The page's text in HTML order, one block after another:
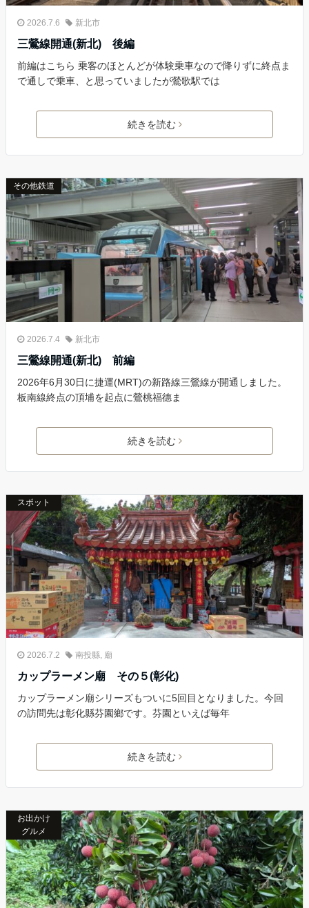
2026.7.6 新北市
三鶯線開通(新北) 後編
前編はこちら 乗客のほとんどが体験乗車なので降りずに終点ま
で通しで乗車、と思っていましたが鶯歌駅では
続きを読む
その他鉄道
2026.7.4 新北市
三鶯線開通(新北) 前編
2026年6月30日に捷運(MRT)の新路線三鶯線が開通しました。
板南線終点の頂埔を起点に鶯桃福德ま
続きを読む
スポット
2026.7.2 南投縣 廟
カップラーメン廟 その５(彰化)
カップラーメン廟シリーズもついに5回目となりました。今回
の訪問先は彰化縣芬園鄉です。芬園といえば毎年
続きを読む
お出かけ
グルメ